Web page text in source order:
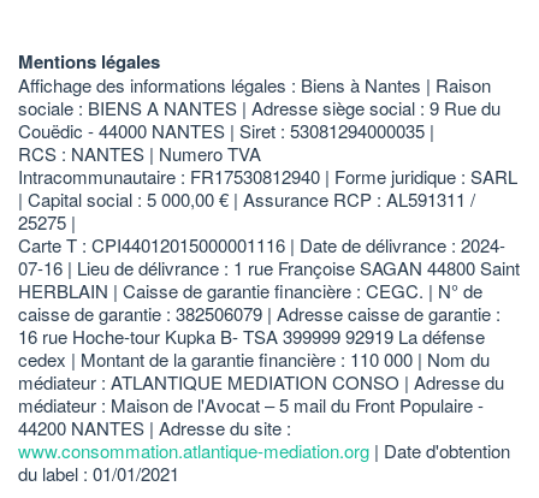
Mentions légales
Affichage des informations légales : Biens à Nantes | Raison
sociale : BIENS A NANTES | Adresse siège social : 9 Rue du
Couëdic - 44000 NANTES | Siret : 53081294000035 |
RCS : NANTES | Numero TVA
Intracommunautaire : FR17530812940 | Forme juridique : SARL
| Capital social : 5 000,00 € | Assurance RCP : AL591311 /
25275 |
Carte T : CPI44012015000001116 | Date de délivrance : 2024-
07-16 | Lieu de délivrance : 1 rue Françoise SAGAN 44800 Saint
HERBLAIN | Caisse de garantie financière : CEGC. | N° de
caisse de garantie : 382506079 | Adresse caisse de garantie :
16 rue Hoche-tour Kupka B- TSA 399999 92919 La défense
cedex | Montant de la garantie financière : 110 000 | Nom du
médiateur : ATLANTIQUE MEDIATION CONSO | Adresse du
médiateur : Maison de l'Avocat – 5 mail du Front Populaire -
44200 NANTES | Adresse du site :
www.consommation.atlantique-mediation.org | Date d'obtention
du label : 01/01/2021